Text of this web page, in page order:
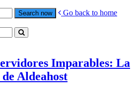
Go back to home
Imparables: La
Aldeahost